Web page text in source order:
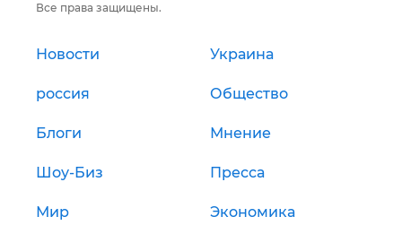
Все права защищены.
Новости Украина
россия Общество
Блоги Мнение
Шоу-Биз Пресса
Мир Экономика